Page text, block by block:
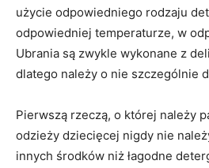
użycie odpowiedniego rodzaju
odpowiedniej temperaturze, w
Ubrania są zwykle wykonane z
dlatego należy o nie szczególnie
Pierwszą rzeczą, o której należy
odzieży dziecięcej nigdy nie
innych środków niż łagodne